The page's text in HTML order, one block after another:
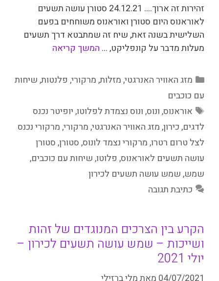
זהירות זה ארוך…. 24.12.21 סטורן עושה תשעים
לאוראנוס היום סטורן ואוראנוס משוחחים בפעם
השלישית בשנה זאת, שיח זה שמתבטא דרך תשעים
מעלות מדבר על קונפליקט, … המשך קריאה
קטגוריות
מזג האוויר האנרגטי,מזלות,מרקורי, פלנטות,שיחות
עם כוכבים
תגיות
אוראנוס,ונוס,ונוס נצמדת לפלוטו,יופיטר נכנס
לדגים,כירון,מזג האוויר האנרגטי,מרקורי,מרקורי נכנס
לצל טרום רטרו,מרקורי נצמד לונוס,סטורן,סטורן
עושה תשעים לאוראנוס, פלוטו,שיחות עם כוכבים,
שמש,שמש עושה תשעים לכירון
כתיבת תגובה
הקרע בין הצרכים המנוגדים של זהות
ושייכות – שמש עושה תשעים לכירון –
יולי 2021
04/07/2021 מאתמלי ברזילי